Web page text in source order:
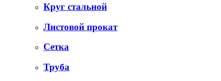
Круг стальной
Листовой прокат
Сетка
Труба